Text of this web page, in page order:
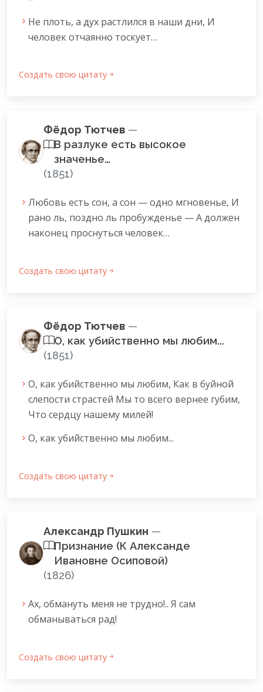
Не плоть, а дух растлился в наши дни, И
человек отчаянно тоскует…
Создать свою цитату
Фёдор Тютчев —
В разлуке есть высокое
значенье…
(1851)
Любовь есть сон, а сон — одно мгновенье, И
рано ль, поздно ль пробужденье — А должен
наконец проснуться человек…
Создать свою цитату
Фёдор Тютчев —
О, как убийственно мы любим...
(1851)
О, как убийственно мы любим, Как в буйной
слепости страстей Мы то всего вернее губим,
Что сердцу нашему милей!
О, как убийственно мы любим...
Создать свою цитату
Александр Пушкин —
Признание (К Александе
Ивановне Осиповой)
(1826)
Ах, обмануть меня не трудно!.. Я сам
обманываться рад!
Создать свою цитату